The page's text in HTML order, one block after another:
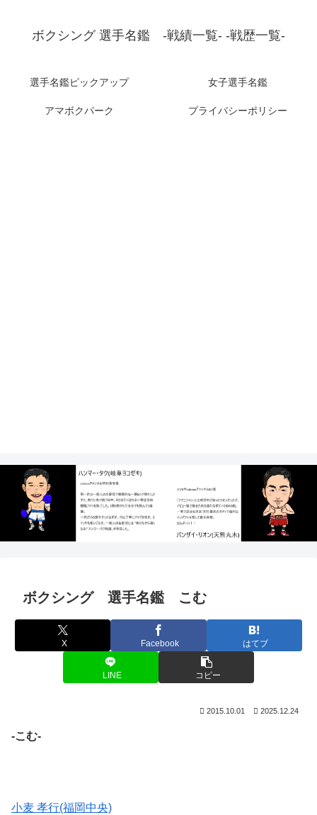
ボクシング 選手名鑑 -戦績一覧- -戦歴一覧-
選手名鑑ピックアップ 女子選手名鑑
アマボクパーク プライバシーポリシー
ボクシング 選手名鑑 こむ
X Facebook はてブ
LINE コピー
2015.10.01 2025.12.24
-こむ-
小麦 孝行(福岡中央)